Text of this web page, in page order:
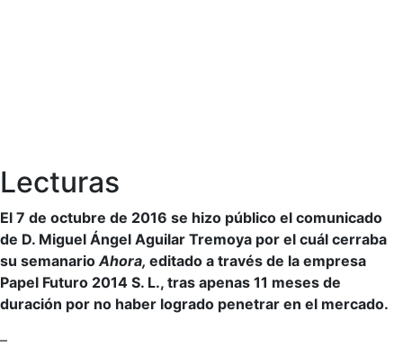
Lecturas
El 7 de octubre de 2016 se hizo público el comunicado
de D. Miguel Ángel Aguilar Tremoya por el cuál cerraba
su semanarioAhora, editado a través de la empresa
Papel Futuro 2014 S. L., tras apenas 11 meses de
duración por no haber logrado penetrar en el mercado.
–